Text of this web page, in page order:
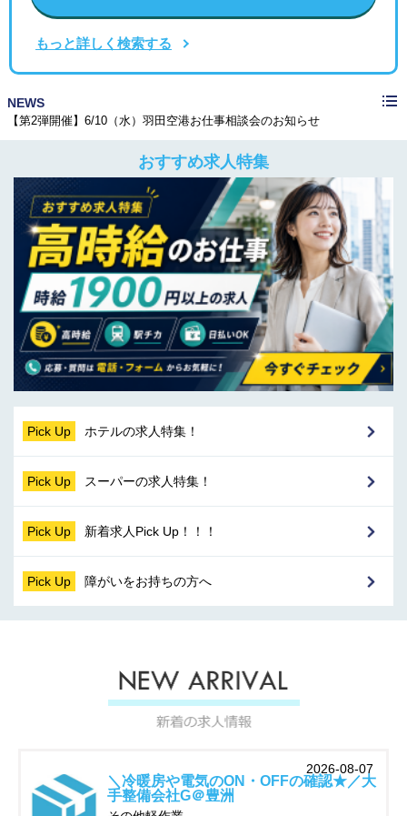
もっと詳しく検索する
NEWS
【第2弾開催】6/10（水）羽田空港お仕事相談会のお知らせ
≪メディア掲載≫株式会社CAREER FOCUSの運営するメディアで紹介されました！
【第2弾開催】6/10（水）羽田空港お仕事相談会のお知らせ
おすすめ求人特集
Pick Up ホテルの求人特集！
Pick Up スーパーの求人特集！
Pick Up 新着求人Pick Up！！！
Pick Up 障がいをお持ちの方へ
2026-08-07
＼冷暖房や電気のON・OFFの確認★／大
手整備会社G＠豊洲